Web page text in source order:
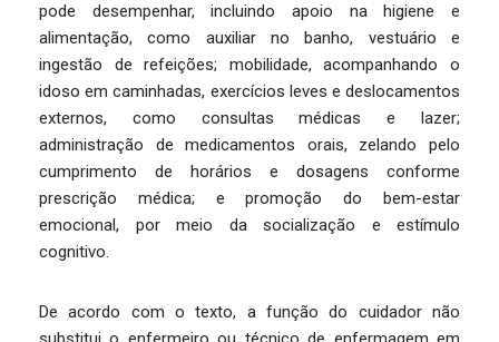
pode desempenhar, incluindo apoio na higiene e
alimentação, como auxiliar no banho, vestuário e
ingestão de refeições; mobilidade, acompanhando o
idoso em caminhadas, exercícios leves e deslocamentos
externos, como consultas médicas e lazer;
administração de medicamentos orais, zelando pelo
cumprimento de horários e dosagens conforme
prescrição médica; e promoção do bem-estar
emocional, por meio da socialização e estímulo
cognitivo.
De acordo com o texto, a função do cuidador não